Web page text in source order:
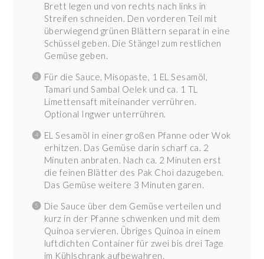
Brett legen und von rechts nach links in
Streifen schneiden. Den vorderen Teil mit
überwiegend grünen Blättern separat in eine
Schüssel geben. Die Stängel zum restlichen
Gemüse geben.
Für die Sauce, Misopaste, 1 EL Sesamöl,
Tamari und Sambal Oelek und ca. 1 TL
Limettensaft miteinander verrühren.
Optional Ingwer unterrühren.
EL Sesamöl in einer großen Pfanne oder Wok
erhitzen. Das Gemüse darin scharf ca. 2
Minuten anbraten. Nach ca. 2 Minuten erst
die feinen Blätter des Pak Choi dazugeben.
Das Gemüse weitere 3 Minuten garen.
Die Sauce über dem Gemüse verteilen und
kurz in der Pfanne schwenken und mit dem
Quinoa servieren. Übriges Quinoa in einem
luftdichten Container für zwei bis drei Tage
im Kühlschrank aufbewahren.